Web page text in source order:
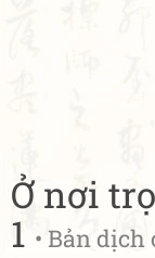
Ở nơi
1 • Bản